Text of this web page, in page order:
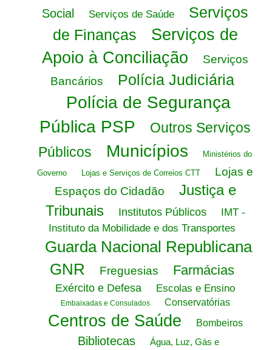
Social
Serviços de Saúde
Serviços
de Finanças
Serviços de
Apoio à Conciliação
Serviços
Bancários
Polícia Judiciária
Polícia de Segurança
Pública PSP
Outros Serviços
Públicos
Municípios Ministérios do
Governo Lojas e Serviços de Correios CTT
Lojas e
Espaços do Cidadão
Justiça e
Tribunais
Institutos Públicos
IMT -
Instituto da Mobilidade e dos Transportes
Guarda Nacional Republicana
GNR
Freguesias Farmácias
Exército e Defesa Escolas e Ensino
Embaixadas e Consulados Conservatórias
Centros de Saúde Bombeiros
Bibliotecas Água, Luz, Gás e